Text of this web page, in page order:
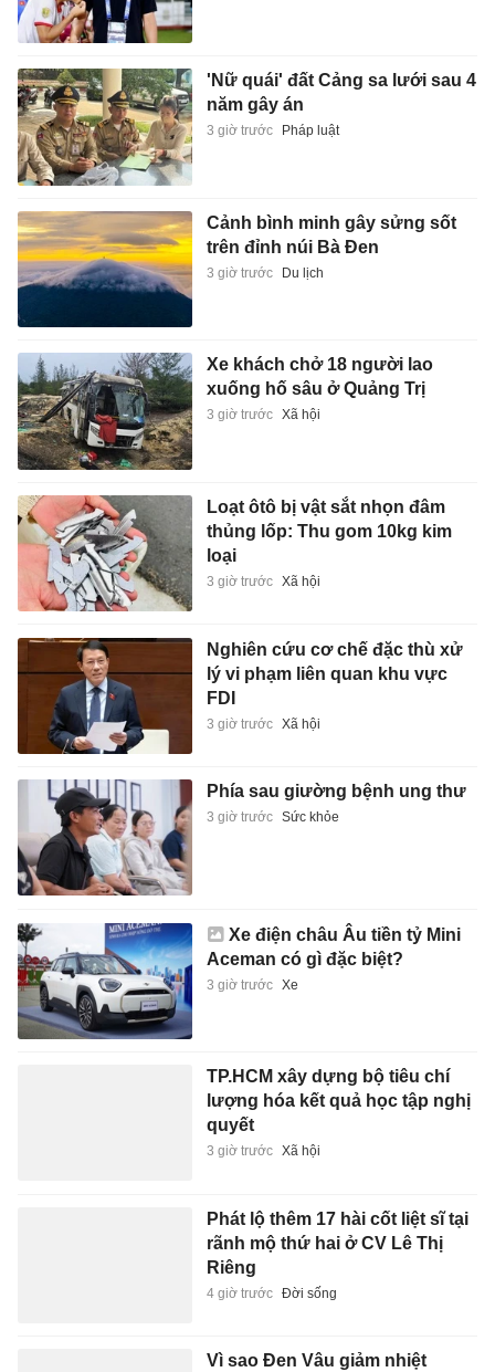
'Nữ quái' đất Cảng sa lưới sau 4
năm gây án
3 giờ trước Pháp luật
Cảnh bình minh gây sửng sốt
trên đỉnh núi Bà Đen
3 giờ trước Du lịch
Xe khách chở 18 người lao
xuống hố sâu ở Quảng Trị
3 giờ trước Xã hội
Loạt ôtô bị vật sắt nhọn đâm
thủng lốp: Thu gom 10kg kim
loại
3 giờ trước Xã hội
Nghiên cứu cơ chế đặc thù xử
lý vi phạm liên quan khu vực
FDI
3 giờ trước Xã hội
Phía sau giường bệnh ung thư
3 giờ trước Sức khỏe
Xe điện châu Âu tiền tỷ Mini
Aceman có gì đặc biệt?
3 giờ trước Xe
TP.HCM xây dựng bộ tiêu chí
lượng hóa kết quả học tập nghị
quyết
3 giờ trước Xã hội
Phát lộ thêm 17 hài cốt liệt sĩ tại
rãnh mộ thứ hai ở CV Lê Thị
Riêng
4 giờ trước Đời sống
Vì sao Đen Vâu giảm nhiệt